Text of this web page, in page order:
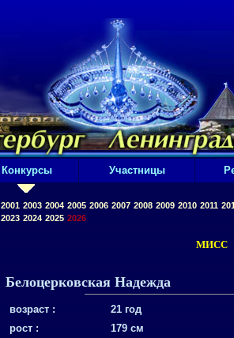
Конкурсы Участницы
2001 2003 2004 2005 2006 2007 2008 2009 2010 2011
2023 2024 2025 2026
МИСС
Белоцерковская Надежда
возраст :
21 год
рост :
179 см